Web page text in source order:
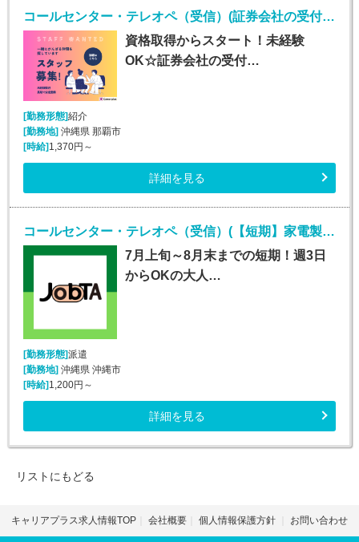
コールセンター・テレオペ（受信）(証券会社の受付・事務スタッフ/6月9日入社)
資格取得からスタート！未経験
OK☆証券会社の受付…
[勤務形態]紹介
[勤務地]沖縄県 那覇市
[時給]1,370円～
詳細を見る
コールセンター・テレオペ（受信）(【短期】家電製品の訪問修理日程案内コールセンター受信)
7月上旬～8月末までの短期！週3日
からOKの大人…
[勤務形態]派遣
[勤務地]沖縄県 沖縄市
[時給]1,200円～
詳細を見る
リストにもどる
キャリアプラス求人情報TOP 会社概要 個人情報保護方針 お問い合わせ